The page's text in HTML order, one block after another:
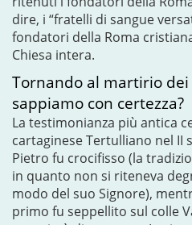
dire, i “fratelli di sangue
fondatori della Roma
Chiesa intera.
Tornando al martirio dei
sappiamo con certezza?
La testimonianza più antica
cartaginese Tertulliano nel II
Pietro fu crocifisso (la
in quanto non si riteneva
modo del suo Signore),
primo fu seppellito sul colle